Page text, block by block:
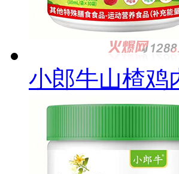
小郎牛山楂鸡